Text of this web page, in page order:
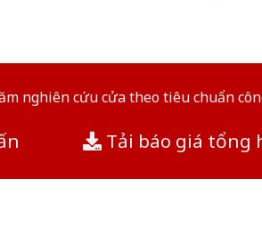
nghiên cứu cửa theo tiêu chuẩn
Tải báo giá tổng